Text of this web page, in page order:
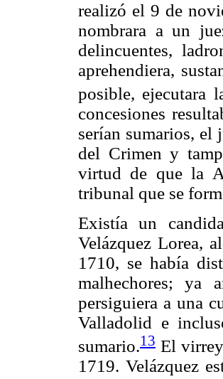
realizó el 9 de
nombrara a un
delincuentes,
aprehendiera,
posible, ejecutara
concesiones
serían sumarios, el
del Crimen y
virtud de que la
tribunal que se
Existía un
Velázquez Lorea,
1710, se había
malhechores; ya
persiguiera a una
Valladolid e
sumario.13 El
1719. Velázquez